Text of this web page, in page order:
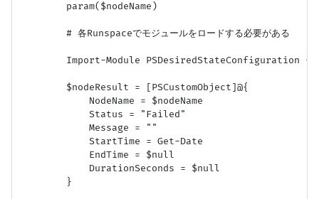
        param($nodeName)
        # 各Runspaceでモジュールをロードする必要がある
Import-Module PSDesiredStateConfiguration -
        $nodeResult = [PSCustomObject]@{
            NodeName = $nodeName
            Status = "Failed"
            Message = ""
            StartTime = Get-Date
            EndTime = $null
            DurationSeconds = $null
        }